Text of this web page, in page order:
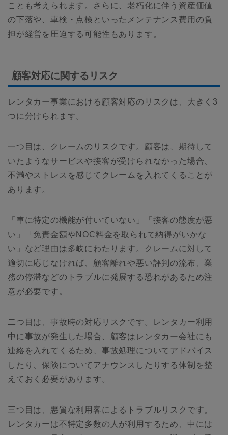
ことも考えられます。さらに、老朽化に伴う資産価値
の下落や、車検・点検といったメンテナンス費用の負
担が経営を圧迫する可能性もあります。
顧客対応に関するリスク
レンタカー事業における顧客対応のリスクは、大きく3
つに分けられます。
一つ目は、クレームのリスクです。顧客は、期待して
いたようなサービスや接客が受けられなかった場合、
不満やストレスを感じてクレームを入れてくることが
あります。
「車に特定の機能が付いていない」「接客の態度が悪
い」「免責金額やNOC料金を取られて納得がいかな
い」など理由は多岐にわたります。クレームに対して
適切に応じなければ、顧客離れや悪い評判の流布、業
務の停滞などのトラブルに発展する恐れがあるため注
意が必要です。
二つ目は、事故時の対応リスクです。レンタカー利用
中に事故が発生した場合、顧客はレンタカー会社にも
連絡を入れてくるため、事故処理についてアドバイス
したり、保険についてアナウンスしたりする体制を整
えておく必要があります。
三つ目は、悪質な利用客によるトラブルリスクです。
レンタカーは不特定多数の人が利用するため、中には